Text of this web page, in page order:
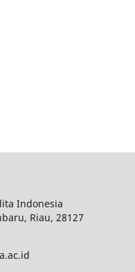
Indonesia
, Riau, 28127